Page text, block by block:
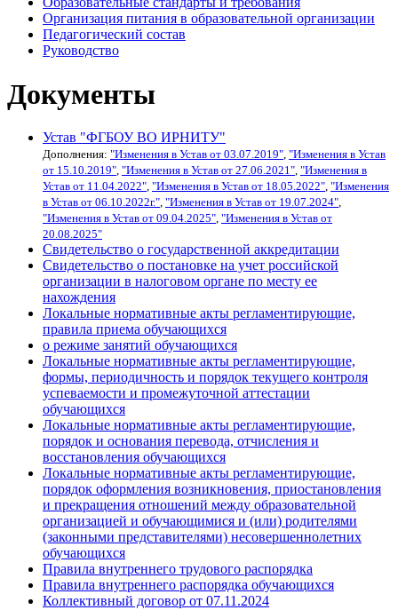
Организация питания в образовательной организации
Педагогический состав
Руководство
Документы
Устав "ФГБОУ ВО ИРНИТУ"
Дополнения: "Изменения в Устав от 03.07.2019", "Изменения в Устав
от 15.10.2019", "Изменения в Устав от 27.06.2021", "Изменения в
Устав от 11.04.2022", "Изменения в Устав от 18.05.2022", "Изменения
в Устав от 06.10.2022г.", "Изменения в Устав от 19.07.2024",
"Изменения в Устав от 09.04.2025", "Изменения в Устав от
20.08.2025"
Свидетельство о государственной аккредитации
Свидетельство о постановке на учет российской
организации в налоговом органе по месту ее
нахождения
Локальные нормативные акты регламентирующие,
правила приема обучающихся
о режиме занятий обучающихся
Локальные нормативные акты регламентирующие,
формы, периодичность и порядок текущего контроля
успеваемости и промежуточной аттестации
обучающихся
Локальные нормативные акты регламентирующие,
порядок и основания перевода, отчисления и
восстановления обучающихся
Локальные нормативные акты регламентирующие,
порядок оформления возникновения, приостановления
и прекращения отношений между образовательной
организацией и обучающимися и (или) родителями
(законными представителями) несовершеннолетних
обучающихся
Правила внутреннего трудового распорядка
Правила внутреннего распорядка обучающихся
Коллективный договор от 07.11.2024